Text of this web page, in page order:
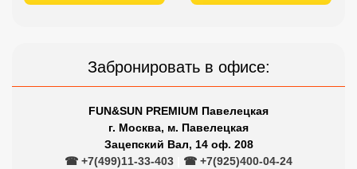
Забронировать в офисе:
FUN&SUN PREMIUM Павелецкая
г. Москва, м. Павелецкая
Зацепский Вал, 14 оф. 208
☎ +7(499)11-33-403
☎ +7(925)400-04-24